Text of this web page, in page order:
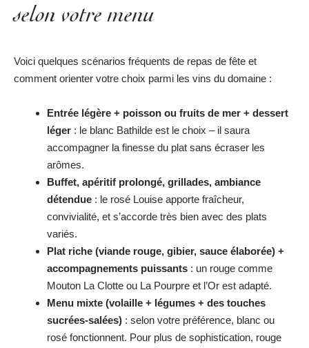
selon votre menu
Voici quelques scénarios fréquents de repas de fête et
comment orienter votre choix parmi les vins du domaine :
Entrée légère + poisson ou fruits de mer + dessert
léger: le blanc Bathilde est le choix – il saura
accompagner la finesse du plat sans écraser les
arômes.
Buffet, apéritif prolongé, grillades, ambiance
détendue: le rosé Louise apporte fraîcheur,
convivialité, et s’accorde très bien avec des plats
variés.
Plat riche (viande rouge, gibier, sauce élaborée) +
accompagnements puissants: un rouge comme
Mouton La Clotte ou La Pourpre et l’Or est adapté.
Menu mixte (volaille + légumes + des touches
sucrées-salées): selon votre préférence, blanc ou
rosé fonctionnent. Pour plus de sophistication, rouge